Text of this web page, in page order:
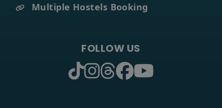
Multiple Hostels Booking
FOLLOW US